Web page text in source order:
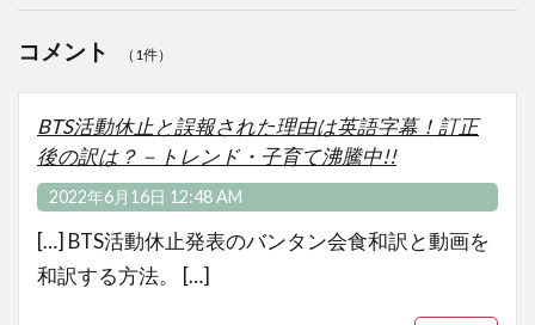
コメント （1件）
BTS活動休止と誤報された理由は英語字幕！訂正
後の訳は？－トレンド・子育て沸騰中!!
2022年6月16日 12:48 AM
[…] BTS活動休止発表のバンタン会食和訳と動画を
和訳する方法。 […]